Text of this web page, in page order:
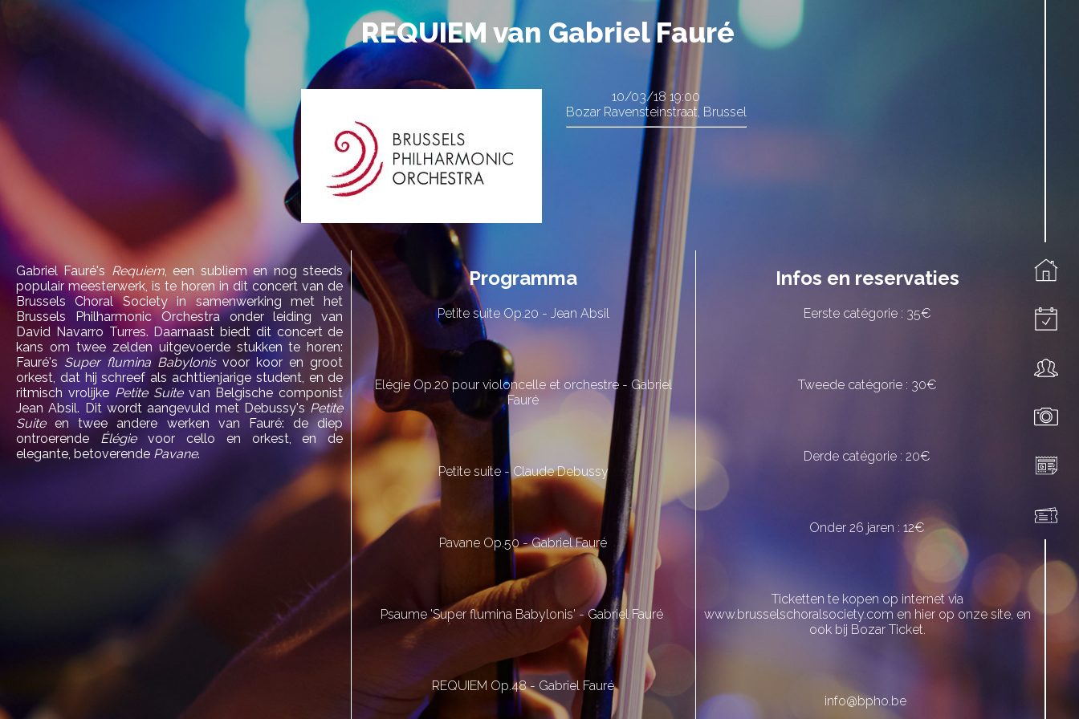
REQUIEM van Gabriel Fauré
10/03/18 19:00
Bozar Ravensteinstraat, Brussel
Gabriel Fauré's Requiem, een subliem en nog steeds
populair meesterwerk, is te horen in dit concert van de
Brussels Choral Society in samenwerking met het
Brussels Philharmonic Orchestra onder leiding van
David Navarro Turres. Daarnaast biedt dit concert de
kans om twee zelden uitgevoerde stukken te horen:
Fauré's Super flumina Babylonisvoor koor en groot
orkest, dat hij schreef als achttienjarige student, en de
ritmisch vrolijke Petite Suitevan Belgische componist
Jean Absil. Dit wordt aangevuld met Debussy's Petite
Suiteen twee andere werken van Fauré: de diep
ontroerende Élégievoor cello en orkest, en de
elegante, betoverende Pavane.
Programma
Petite suite Op.20 - Jean Absil
Elégie Op.20 pour violoncelle et orchestre - Gabriel
Fauré
Petite suite - Claude Debussy
Pavane Op.50 - Gabriel Fauré
Psaume 'Super flumina Babylonis' - Gabriel Fauré
REQUIEM Op.48 - Gabriel Fauré
Infos en reservaties
Eerste catégorie : 35€
Tweede catégorie : 30€
Derde catégorie : 20€
Onder 26 jaren : 12€
Ticketten te kopen op internet via
www.brusselschoralsociety.com en hier op onze site, en
ook bij Bozar Ticket.
info@bpho.be